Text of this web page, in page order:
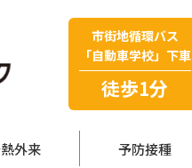
市街地循環バス
「自動車学校」下車
徒歩1分
外来 予防接種